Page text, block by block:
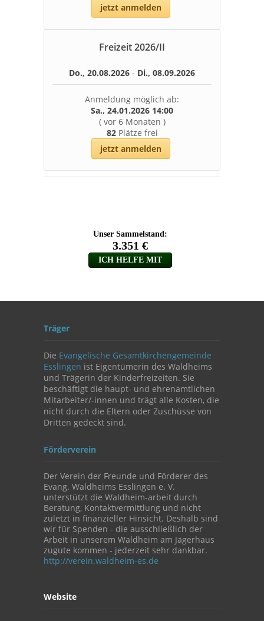
jetzt anmelden
Freizeit2026/II
Do., 20.08.2026 - Di., 08.09.2026
Anmeldung möglich ab:
Sa., 24.01.2026 14:00
( vor 6 Monaten )
82Plätze frei
jetzt anmelden
Träger
Die Evangelische Gesamtkirchengemeinde
Esslingen ist Eigentümerin des Waldheims
und Trägerin der Kinderfreizeiten. Sie
beschäftigt die haupt- und ehrenamtlichen
Mitarbeiter/-innen und trägt alle Kosten, die
nicht durch die Eltern oder Zuschüsse von
Dritten gedeckt sind.
Förderverein
Der Verein der Freunde und Förderer des
Evang. Waldheims Esslingen e. V.
unterstützt die Waldheim-arbeit durch
Beratung, Kontaktvermittlung und nicht
zuletzt in finanzieller Hinsicht. Deshalb sind
wir für Spenden - die ausschließlich der
Arbeit in unserem Waldheim am Jägerhaus
zugute kommen - jederzeit sehr dankbar.
http://verein.waldheim-es.de
Website